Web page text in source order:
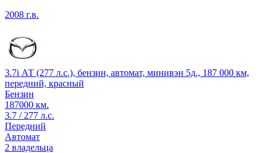
2008 г.в.
3.7i АТ (277 л.с.), бензин, автомат, минивэн 5д., 187 000 км,
передний, красный
Бензин
187000 км.
3.7 / 277 л.с.
Передний
Автомат
2 владельца